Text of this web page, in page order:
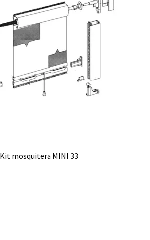
Kit mosquitera MINI 33